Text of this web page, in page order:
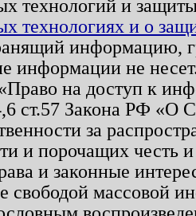
технологий и
технологиях и о
информацию,
информации не
на доступ к
ст.57 Закона РФ «О
за
и порочащих честь
и законные
свободой массовой